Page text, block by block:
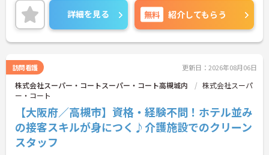
かしてご活躍いただけます。
◆安定の正社員雇用で、賞与年2回や最大5万円の通
勤手当、食事補助など待遇面がしっかり整っていま
す。入社後の丁寧なOJT研修に加え、資格取得支援
ップアップを目指せる環境です。
詳細を見る 無料 紹介してもらう
訪問看護 更新日：2026年08月06日
株式会社スーパー・コートスーパー・コート高槻城内
株式会社スーパ
ー・コート
【大阪府／高槻市】資格・経験不問！ホテル並み
の接客スキルが身につく♪介護施設でのクリーン
スタッフ